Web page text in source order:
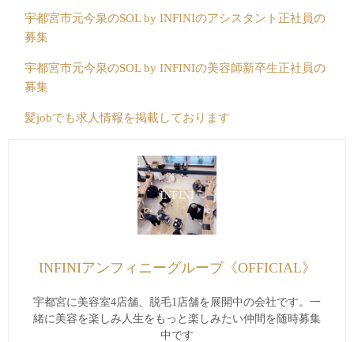
宇都宮市元今泉のSOL by INFINIのアシスタント正社員の
募集
宇都宮市元今泉のSOL by INFINIの美容師新卒生正社員の
募集
髪jobでも求人情報を掲載しております
INFINIアンフィニーグループ《OFFICIAL》
宇都宮に美容室4店舗、脱毛1店舗を展開中の会社です。一
緒に美容を楽しみ人生をもっと楽しみたい仲間を随時募集
中です